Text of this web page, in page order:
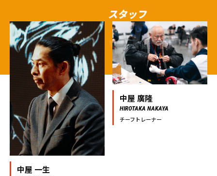
スタッフ
STAFF
中屋 一生
中屋 廣隆
HIROTAKA NAKAYA
チーフトレーナー